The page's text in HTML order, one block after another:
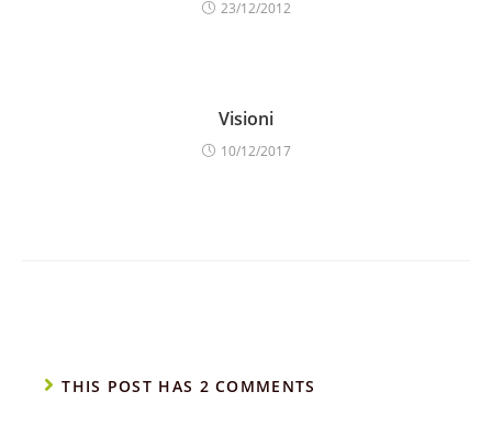
23/12/2012
Visioni
10/12/2017
THIS POST HAS 2 COMMENTS